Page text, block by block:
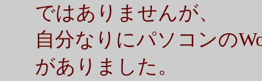
ではありませんが、
自分なりにパソコンの
がありました。